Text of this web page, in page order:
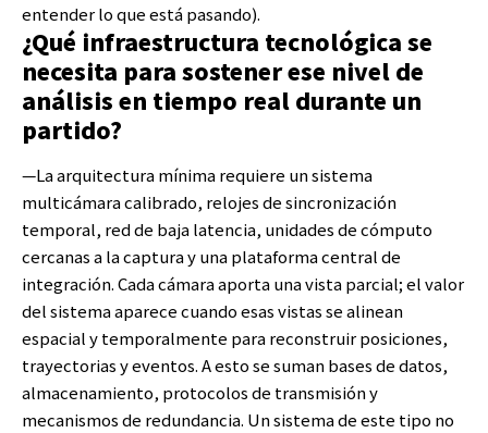
entender lo que está pasando).
¿Qué infraestructura tecnológica se
necesita para sostener ese nivel de
análisis en tiempo real durante un
partido?
—La arquitectura mínima requiere un sistema
multicámara calibrado, relojes de sincronización
temporal, red de baja latencia, unidades de cómputo
cercanas a la captura y una plataforma central de
integración. Cada cámara aporta una vista parcial; el valor
del sistema aparece cuando esas vistas se alinean
espacial y temporalmente para reconstruir posiciones,
trayectorias y eventos. A esto se suman bases de datos,
almacenamiento, protocolos de transmisión y
mecanismos de redundancia. Un sistema de este tipo no